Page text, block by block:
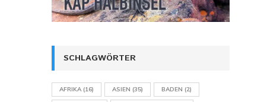
SCHLAGWÖRTER
AFRIKA(16) ASIEN (35) BADEN (2)